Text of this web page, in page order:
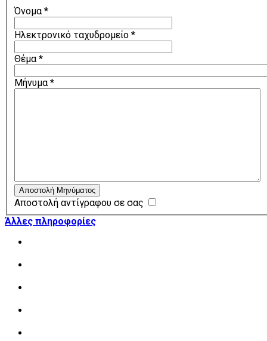
Όνομα*
Ηλεκτρονικό ταχυδρομείο *
Θέμα*
Μήνυμα*
Αποστολή Μηνύματος
Αποστολή αντίγραφου σε σας
Άλλες πληροφορίες